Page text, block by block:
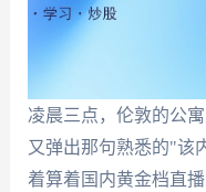
凌晨三点，伦敦的公
又弹出那句熟悉的"该
着算着国内黄金档直